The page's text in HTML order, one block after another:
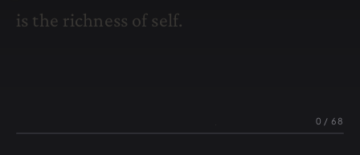
is the richness of self.
0 /68